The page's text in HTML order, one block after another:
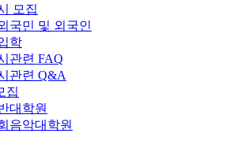
모집
국민 및 외국인
학
관련 FAQ
관련 Q&A
집
대학원
음악대학원